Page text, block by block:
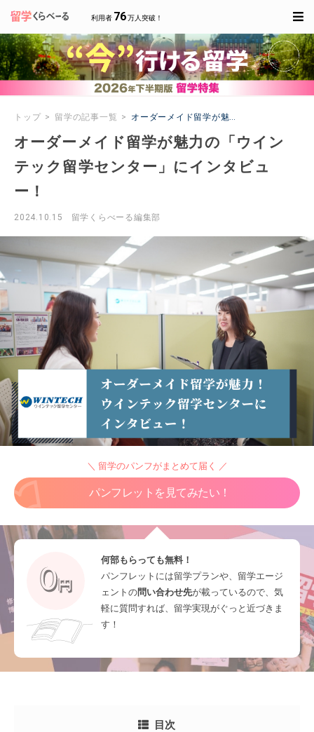
利用者 76万人突破！
トップ 留学の記事一覧 オーダーメイド留学が魅力の「ウインテッ
オーダーメイド留学が魅力の「ウイン
テック留学センター」にインタビュ
ー！
2024.10.15 留学くらべーる編集部
＼ 留学のパンフがまとめて届く ／
パンフレットを見てみたい！
何部もらっても無料！
パンフレットには留学プランや、留学エージ
ェントの問い合わせ先が載っているので、気
軽に質問すれば、留学実現がぐっと近づきま
す！
目次